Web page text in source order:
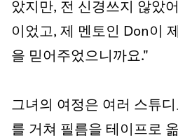
았지만, 전 신경쓰지 않았
이었고, 제 멘토인 Don이
을 믿어주었으니까요."
그녀의 여정은 여러 스튜
를 거쳐 필름을 테이프로